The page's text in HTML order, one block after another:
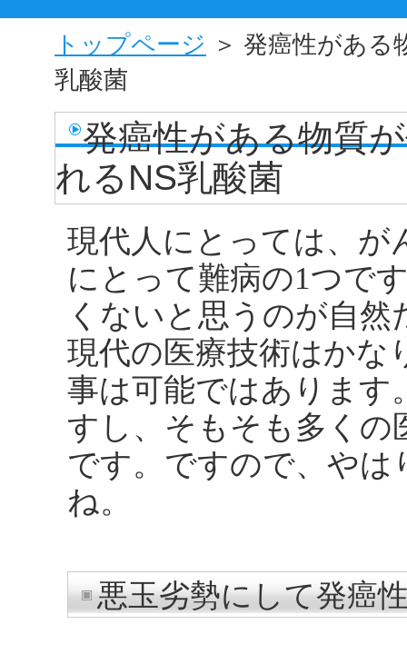
トップページ ＞ 発癌性があ
乳酸菌
発癌性がある物質
れるNS乳酸菌
現代人にとっては、が
にとって難病の1つで
くないと思うのが自
現代の医療技術はかな
事は可能ではあります
すし、そもそも多くの
です。ですので、やは
ね。
悪玉劣勢にして発癌